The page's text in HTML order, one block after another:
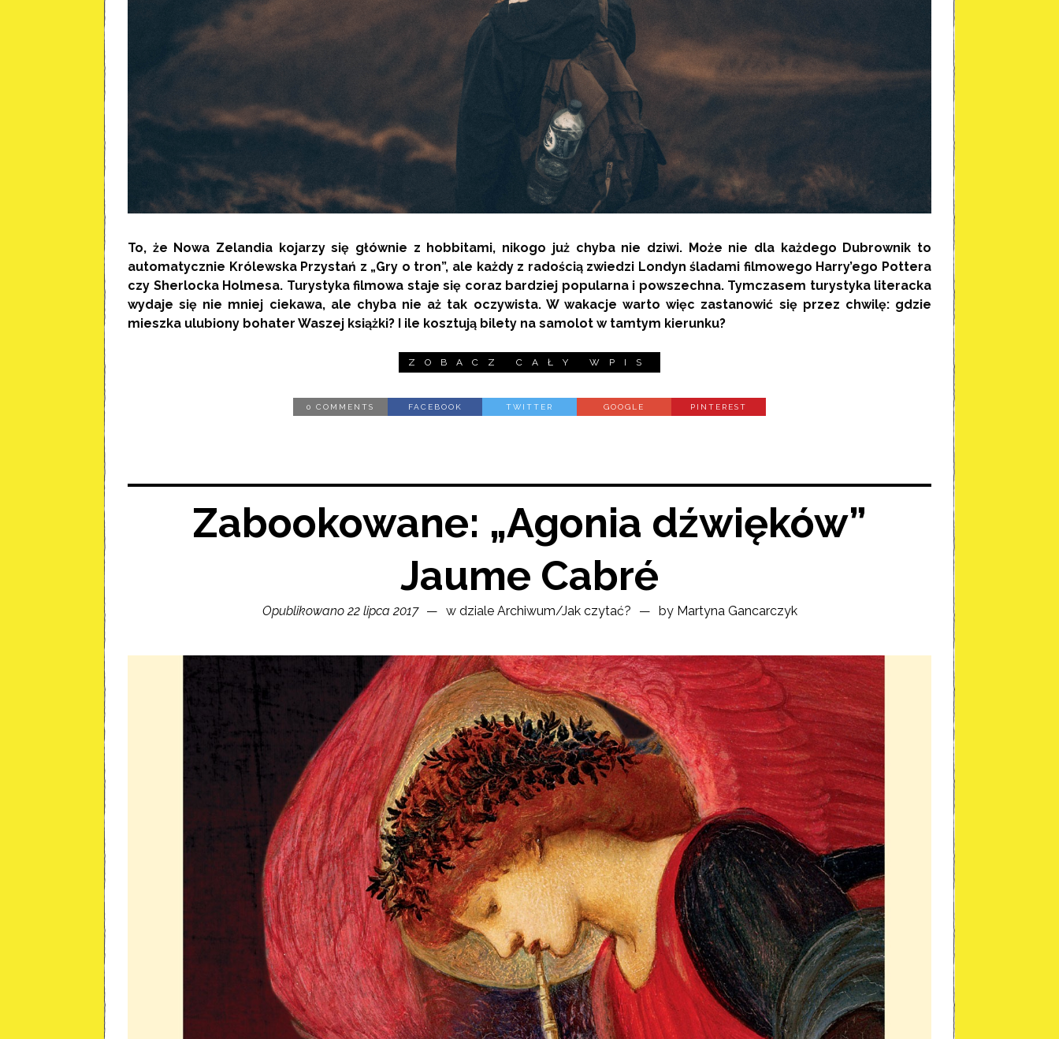
To, że Nowa Zelandia kojarzy się głównie z hobbitami, nikogo już chyba nie dziwi. Może nie dla każdego Dubrownik to
automatycznie Królewska Przystań z „Gry o tron”, ale każdy z radością zwiedzi Londyn śladami filmowego Harry’ego Pottera
czy Sherlocka Holmesa. Turystyka filmowa staje się coraz bardziej popularna i powszechna. Tymczasem turystyka literacka
wydaje się nie mniej ciekawa, ale chyba nie aż tak oczywista. W wakacje warto więc zastanowić się przez chwilę: gdzie
mieszka ulubiony bohater Waszej książki? I ile kosztują bilety na samolot w tamtym kierunku?
ZOBACZ CAŁY WPIS
0 COMMENTS FACEBOOK TWITTER GOOGLE PINTEREST
Zabookowane: „Agonia dźwięków”
Jaume Cabré
Opublikowano 22 lipca 2017 w dziale Archiwum/Jak czytać? by Martyna Gancarczyk